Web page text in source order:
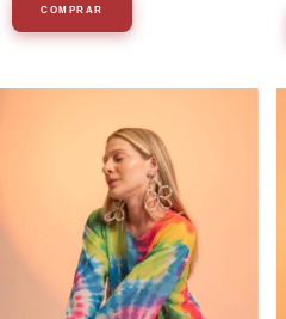
COMPRAR